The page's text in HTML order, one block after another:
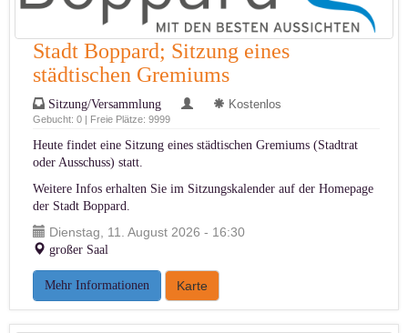
Stadt Boppard; Sitzung eines
städtischen Gremiums
Sitzung/Versammlung Kostenlos
Gebucht: 0 | Freie Plätze: 9999
Heute findet eine Sitzung eines städtischen Gremiums (Stadtrat
oder Ausschuss) statt.
Weitere Infos erhalten Sie im Sitzungskalender auf der Homepage
der Stadt Boppard.
Dienstag, 11. August 2026 - 16:30
großer Saal
Mehr Informationen Karte